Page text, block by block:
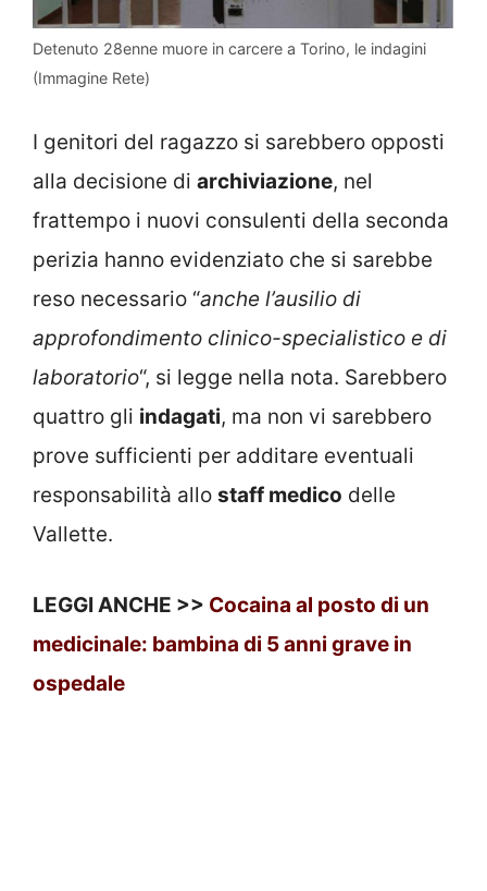
Detenuto 28enne muore in carcere a Torino, le indagini
(Immagine Rete)
I genitori del ragazzo si sarebbero opposti
alla decisione di archiviazione, nel
frattempo i nuovi consulenti della seconda
perizia hanno evidenziato che si sarebbe
reso necessario “anche l’ausilio di
approfondimento clinico-specialistico e di
laboratorio“, si legge nella nota. Sarebbero
quattro gli indagati, ma non vi sarebbero
prove sufficienti per additare eventuali
responsabilità allo staff medico delle
Vallette.
LEGGI ANCHE >> Cocaina al posto di un
medicinale: bambina di 5 anni grave in
ospedale